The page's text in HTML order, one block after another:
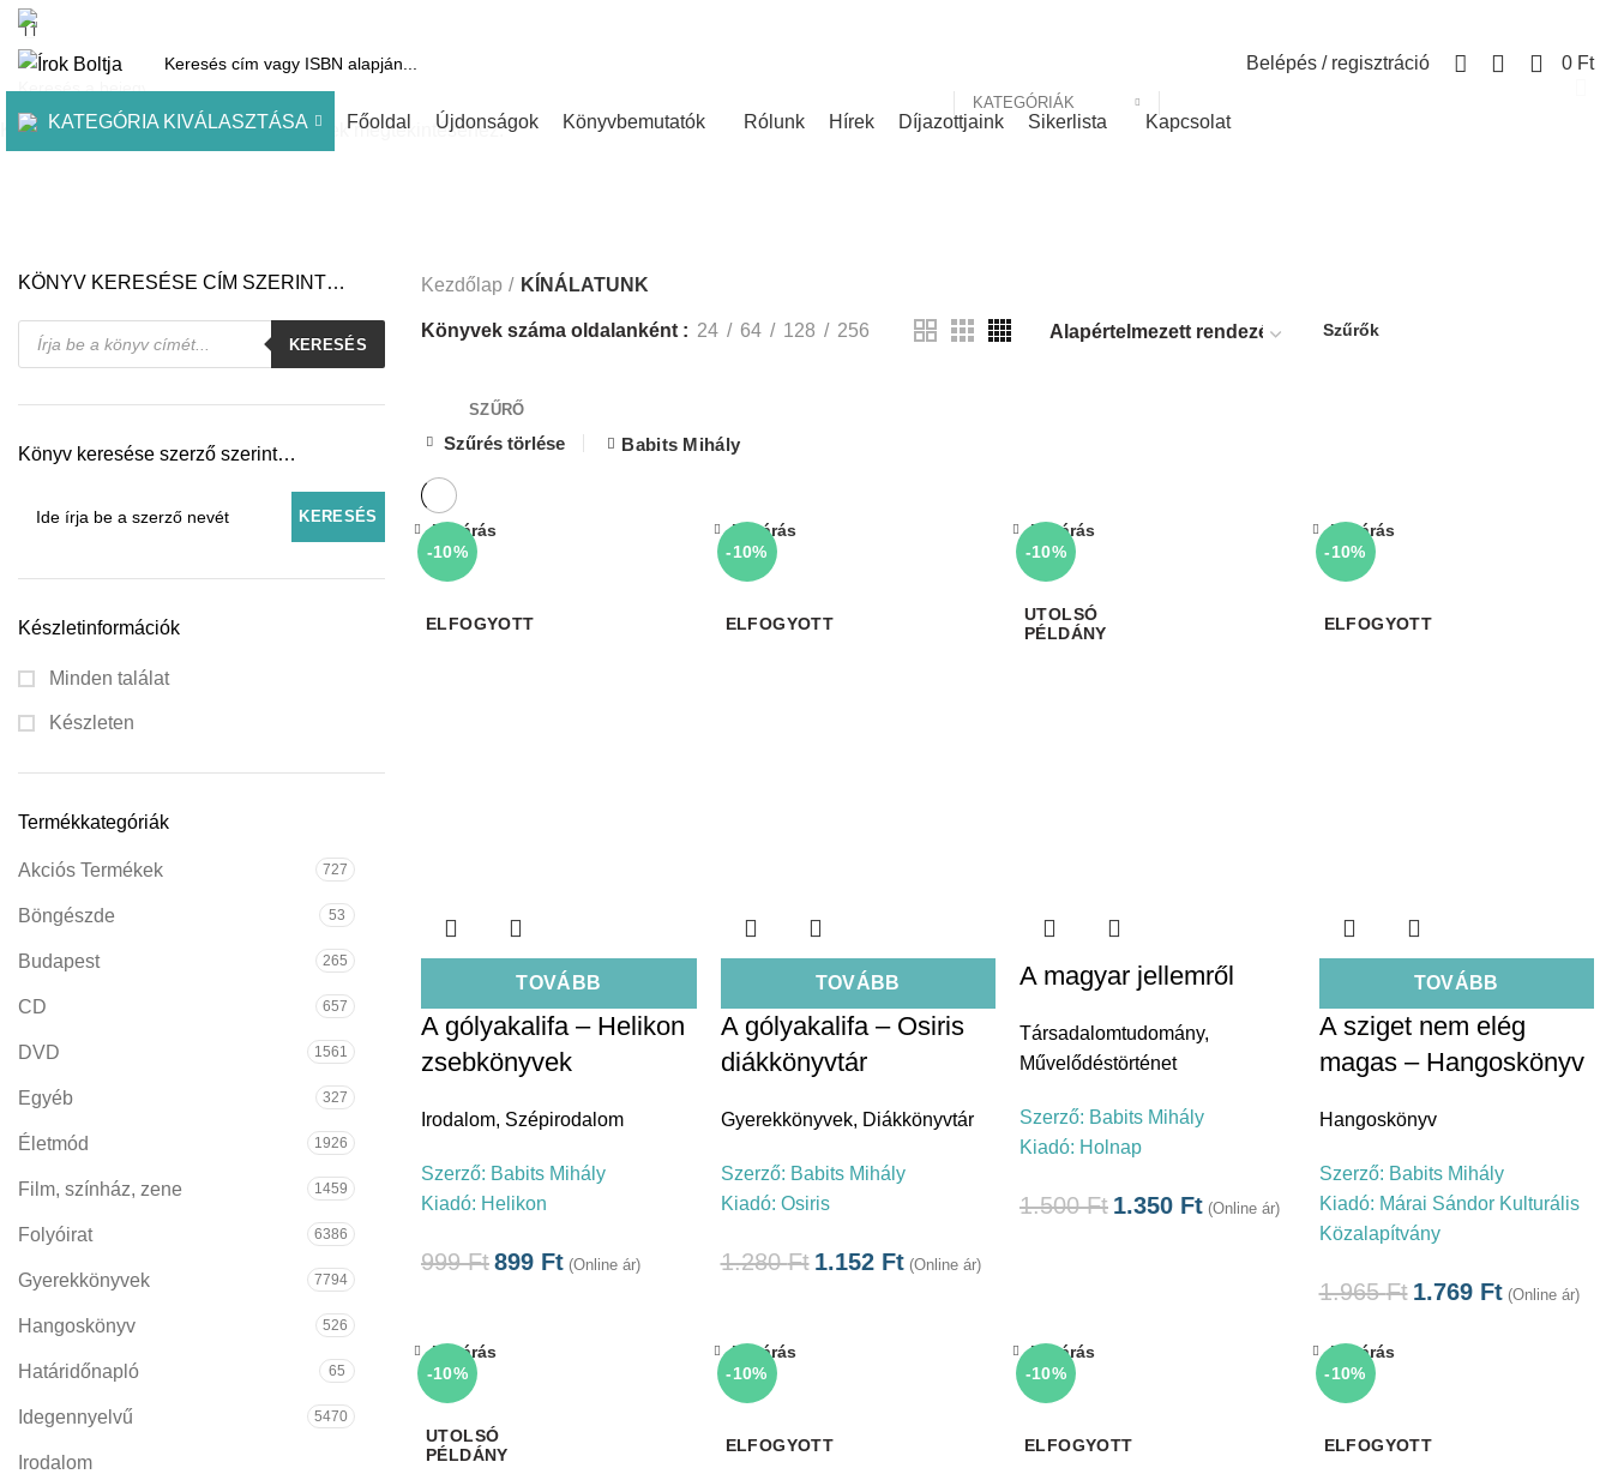
KATEGÓRIÁK
Belépés / regisztráció 0 Ft
KATEGÓRIA KIVÁLASZTÁSA Főoldal Újdonságok Könyvbemutatók Rólunk Hírek Díjazottjaink Sikerlista Kapcsolat
KÖNYV KERESÉSE CÍM SZERINT…
Products
search
KERESÉS
Könyv keresése szerző szerint…
Készletinformációk
Minden találat
Készleten
Termékkategóriák
Akciós Termékek 727
Böngészde 53
Budapest 265
CD 657
DVD 1561
Egyéb 327
Életmód 1926
Film, színház, zene 1459
Folyóirat 6386
Gyerekkönyvek 7794
Hangoskönyv 526
Határidőnapló 65
Idegennyelvű 5470
Irodalom
Kezdőlap KÍNÁLATUNK
Könyvek száma oldalanként 24 64 128 256 Szűrők
SZŰRŐ
Szűrés törlése Babits Mihály
-10%
ELFOGYOTT
TOVÁBB
Bezárás
A gólyakalifa – Helikon
zsebkönyvek
Irodalom, Szépirodalom
Szerző: Babits Mihály
Kiadó: Helikon
999Ft899 Ft (Online ár)
-10%
ELFOGYOTT
TOVÁBB
Bezárás
A gólyakalifa – Osiris
diákkönyvtár
Gyerekkönyvek, Diákkönyvtár
Szerző: Babits Mihály
Kiadó: Osiris
1.280Ft 1.152 Ft (Online ár)
-10%
Bezárás
A magyar jellemről
Társadalomtudomány,
Művelődéstörténet
Szerző: Babits Mihály
Kiadó: Holnap
1.500Ft 1.350 Ft (Online ár)
-10%
ELFOGYOTT
TOVÁBB
Bezárás
A sziget nem elég
magas – Hangoskönyv
Hangoskönyv
Szerző: Babits Mihály
Kiadó: Márai Sándor Kulturális
Közalapítvány
1.965Ft 1.769 Ft (Online ár)
-10%
Bezárás
-10%
ELFOGYOTT
Bezárás
-10%
ELFOGYOTT
Bezárás
-10%
ELFOGYOTT
Bezárás
Kezdje el gépelni a keresett bejegyzések megtekintéséhez.